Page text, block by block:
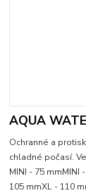
AQUA
Ochranné a
chladné počasí.
MINI - 75 mmMINI
105 mmXL - 110